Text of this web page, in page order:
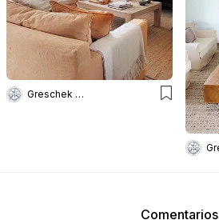
Greschek Obras
Comentarios